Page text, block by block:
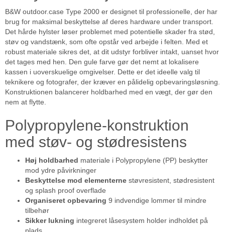
B&W outdoor.case Type 2000 er designet til professionelle, der har
brug for maksimal beskyttelse af deres hardware under transport.
Det hårde hylster løser problemet med potentielle skader fra stød,
støv og vandstænk, som ofte opstår ved arbejde i felten. Med et
robust materiale sikres det, at dit udstyr forbliver intakt, uanset hvor
det tages med hen. Den gule farve gør det nemt at lokalisere
kassen i uoverskuelige omgivelser. Dette er det ideelle valg til
teknikere og fotografer, der kræver en pålidelig opbevaringsløsning.
Konstruktionen balancerer holdbarhed med en vægt, der gør den
nem at flytte.
Polypropylene-konstruktion
med støv- og stødresistens
Høj holdbarhed materiale i Polypropylene (PP) beskytter
mod ydre påvirkninger
Beskyttelse mod elementerne støvresistent, stødresistent
og splash proof overflade
Organiseret opbevaring 9 indvendige lommer til mindre
tilbehør
Sikker lukning integreret låsesystem holder indholdet på